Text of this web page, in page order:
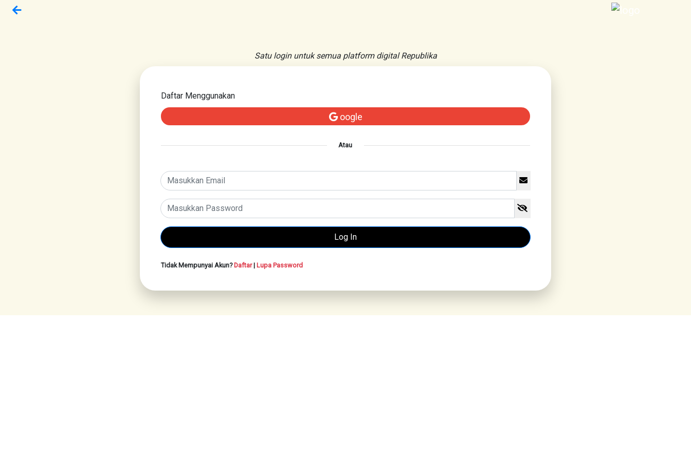
Satu login untuk semua platform digital Republika
Daftar Menggunakan
oogle
Atau
Tidak Mempunyai Akun?Daftar| Lupa Password